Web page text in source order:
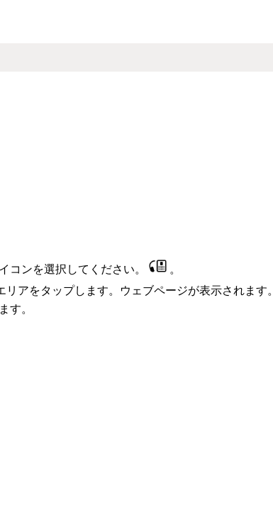
コンを選択してください。
。
アをタップします。ウェブページが表示されます。
す。